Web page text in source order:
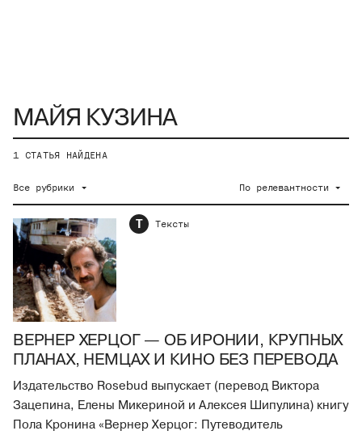
1 СТАТЬЯ НАЙДЕНА
Все рубрики По релевантности
Т Тексты
ВЕРНЕР ХЕРЦОГ — ОБ ИРОНИИ, КРУПНЫХ
ПЛАНАХ, НЕМЦАХ И КИНО БЕЗ ПЕРЕВОДА
Издательство Rosebud выпускает (перевод Виктора
Зацепина, Елены Микериной и Алексея Шипулина) книгу
Пола Кронина «Вернер Херцог: Путеводитель